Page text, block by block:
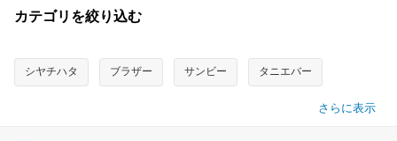
カテゴリを絞り込む
シヤチハタ ブラザー サンビー タニエバー
さらに表示